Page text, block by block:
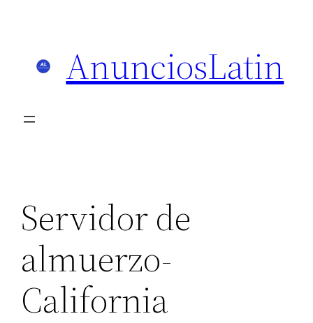
AnunciosLatin
Servidor de
almuerzo-
California